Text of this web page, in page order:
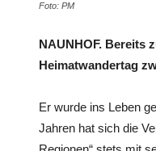
Foto: PM
NAUNHOF. Bereits
Heimatwandertag
Er wurde ins Leben
Jahren hat sich die